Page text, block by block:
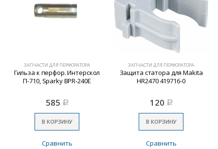
ЗАПЧАСТИ ДЛЯ ПЕРФОРАТОРА
Гильза к перфор. Интерскол
П-710, Sparky BPR-240E
585 Р
В КОРЗИНУ
Сравнить
ЗАПЧАСТИ ДЛЯ ПЕРФОРАТОРА
Защита статора для Makita
HR2470 419716-0
120 Р
В КОРЗИНУ
Сравнить